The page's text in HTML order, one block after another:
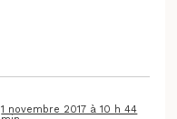
1 novembre 2017 à 10 h 44